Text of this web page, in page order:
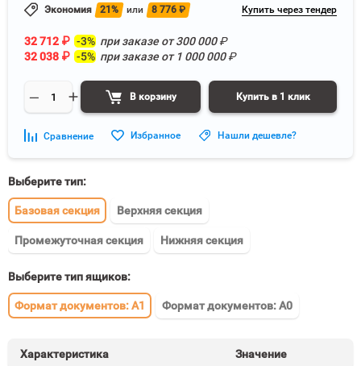
Экономия 21% или 8 776 ₽ Купить через тендер
32 712 ₽ -3% при заказе от300 000₽
32 038 ₽ -5% при заказе от 1 000 000₽
В корзину Купить в 1 клик
Сравнение Избранное Нашли дешевле?
Выберите тип:
Базовая секция Верхняя секция
Промежуточная секция Нижняя секция
Выберите тип ящиков:
Формат документов: А1 Формат документов: А0
Характеристика Значение